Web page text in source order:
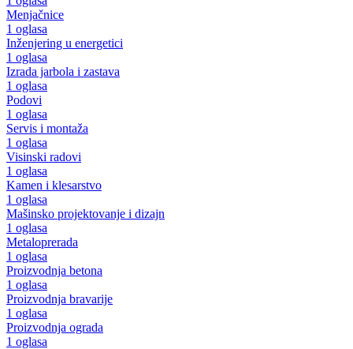
Menjačnice
1 oglasa
Inženjering u energetici
1 oglasa
Izrada jarbola i zastava
1 oglasa
Podovi
1 oglasa
Servis i montaža
1 oglasa
Visinski radovi
1 oglasa
Kamen i klesarstvo
1 oglasa
Mašinsko projektovanje i dizajn
1 oglasa
Metaloprerada
1 oglasa
Proizvodnja betona
1 oglasa
Proizvodnja bravarije
1 oglasa
Proizvodnja ograda
1 oglasa